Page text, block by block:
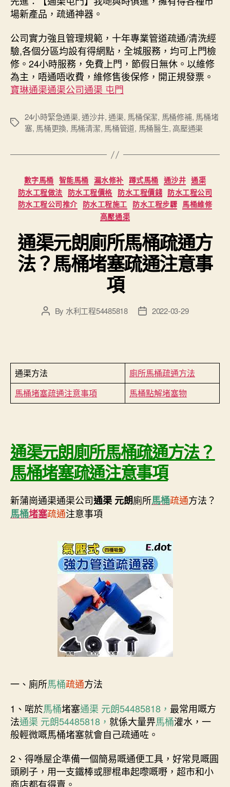
場新產品，疏通神器。
公司實力強且管理規範，十年專業管道疏通/清洗經
驗,各個分區均設有得網點，全城服務，均可上門檢
修。24小時服務，免費上門，節假日無休。以維修
為主，唔通唔收費，維修售後保修，開正規發票。
寶琳通渠通渠公司通渠 屯門
Tags
24小時緊急通渠,通沙井,通渠, 馬桶保潔, 馬桶修補, 馬桶堵
塞, 馬桶更換, 馬桶清潔, 馬桶管道, 馬桶醫生, 高壓通渠
Categories
數字馬桶 智能馬桶 漏水修补 蹲式馬桶 通沙井 通渠
防水工程做法 防水工程價格 防水工程價錢 防水工程公司
防水工程公司推介 防水工程施工 防水工程步驟 馬桶維修
高壓通渠
通渠元朗廁所馬桶疏通方
法？馬桶堵塞疏通注意事
項
PostBy 水利工程54485818
Post2022-03-29
通渠方法
廁所馬桶疏通方法
馬桶堵塞疏通注意事項
馬桶點解堵塞物
通渠元朗廁所馬桶疏通方法？
馬桶堵塞疏通注意事項
新蒲崗通渠通渠公司通渠 元朗廁所馬桶疏通方法？
馬桶堵塞疏通注意事項
一、廁所馬桶疏通方法
1、啱於馬桶堵塞通渠 元朗54485818， 最常用嘅方
法通渠 元朗54485818， 就係大量畀馬桶灌水，一
般輕微嘅馬桶堵塞就會自己疏通咗。
2、得喺屋企準備一個簡易嘅通便工具，好常見嘅圓
頭刷子，用一支鐵棒或膠棍串起嚟嘅嘢，超市和小
商店都有得賣。